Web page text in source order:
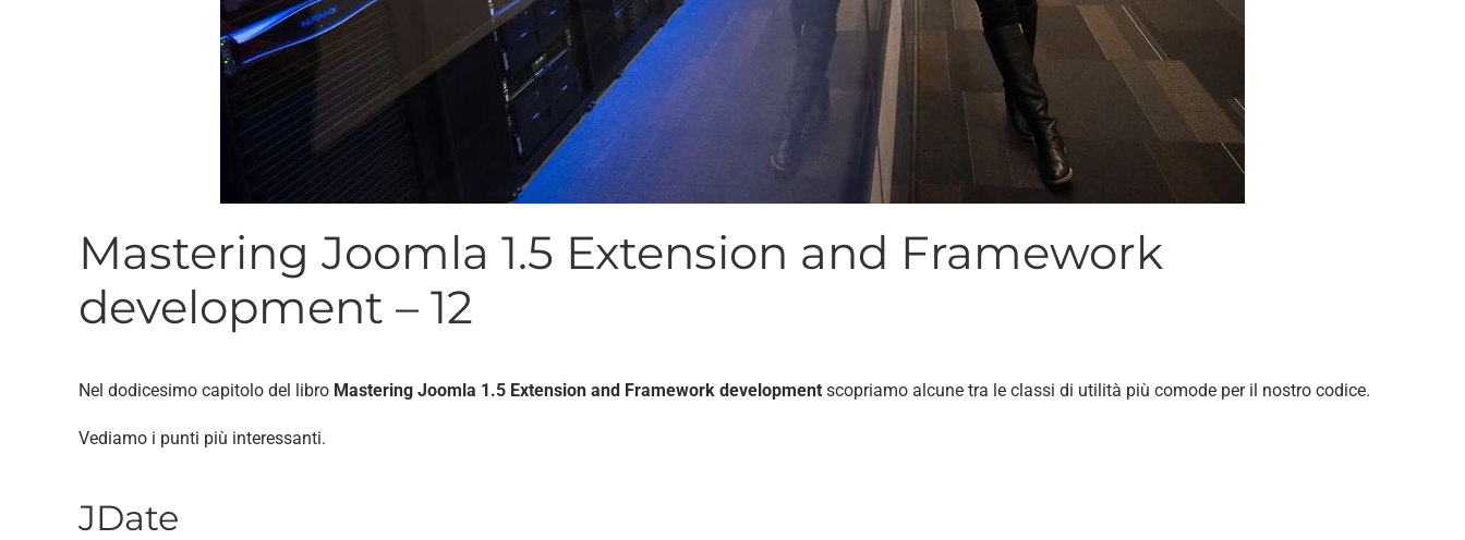
Mastering Joomla 1.5 Extension and Framework
development – 12
Nel dodicesimo capitolo del libro Mastering Joomla 1.5 Extension and Framework development scopriamo alcune tra le classi di utilità più comode per il nostro codice.
Vediamo i punti più interessanti.
JDate